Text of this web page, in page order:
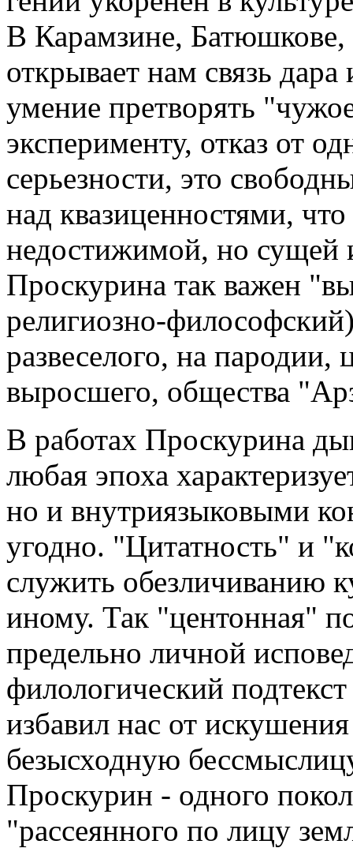
В Карамзине,
открывает нам связь
умение претворять
эксперименту, отказ от
серьезности, это
над квазиценностями,
недостижимой, но сущей
Проскурина так важен
религиозно-
развеселого, на
выросшего, общества
В работах Проскурина
любая эпоха
но и внутриязыковыми
угодно. "Цитатность" и
служить обезличиванию
иному. Так "центонная"
предельно личной
филологический
избавил нас от
безысходную
Проскурин - одного
"рассеянного по лицу